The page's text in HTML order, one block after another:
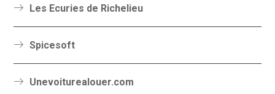
Les Ecuries de Richelieu
Spicesoft
Unevoiturealouer.com